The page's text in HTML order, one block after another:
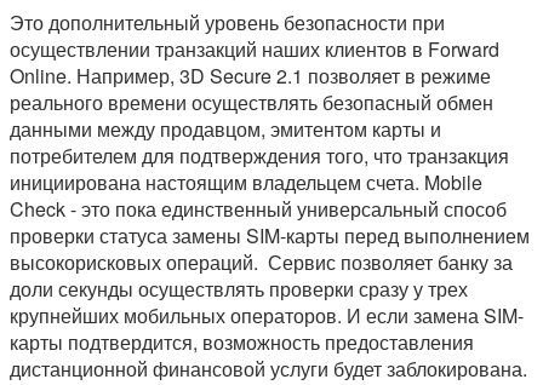
Это дополнительный уровень безопасности при
осуществлении транзакций наших клиентов в Forward
Online. Например, 3D Secure 2.1 позволяет в режиме
реального времени осуществлять безопасный обмен
данными между продавцом, эмитентом карты и
потребителем для подтверждения того, что транзакция
инициирована настоящим владельцем счета. Mobile
Check - это пока единственный универсальный способ
проверки статуса замены SIM-карты перед выполнением
высокорисковых операций. Сервис позволяет банку за
доли секунды осуществлять проверки сразу у трех
крупнейших мобильных операторов. И если замена SIM-
карты подтвердится, возможность предоставления
дистанционной финансовой услуги будет заблокирована.